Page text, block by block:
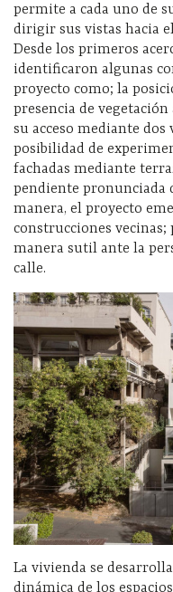
permite a cada uno de
dirigir sus vistas hacia
Desde los primeros
identificaron algunas
proyecto como; la
presencia de
su acceso mediante dos
posibilidad de
fachadas mediante
pendiente pronunciada
manera, el proyecto
construcciones
manera sutil ante la
calle.
La vivienda se
dinámica de los